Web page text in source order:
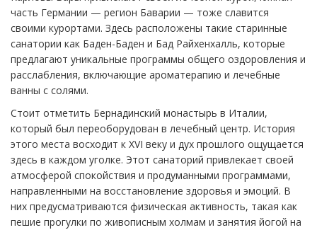
часть Германии — регион Баварии — тоже славится
своими курортами. Здесь расположены такие старинные
санатории как Баден-Баден и Бад Райхенхалль, которые
предлагают уникальные программы общего оздоровления и
расслабления, включающие ароматерапию и лечебные
ванны с солями.
Стоит отметить Бернадинский монастырь в Италии,
который был переоборудован в лечебный центр. История
этого места восходит к XVI веку и дух прошлого ощущается
здесь в каждом уголке. Этот санаторий привлекает своей
атмосферой спокойствия и продуманными программами,
направленными на восстановление здоровья и эмоций. В
них предусматриваются физическая активность, такая как
пешие прогулки по живописным холмам и занятия йогой на